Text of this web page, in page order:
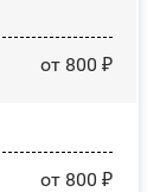
от 800 ₽
от 800 ₽